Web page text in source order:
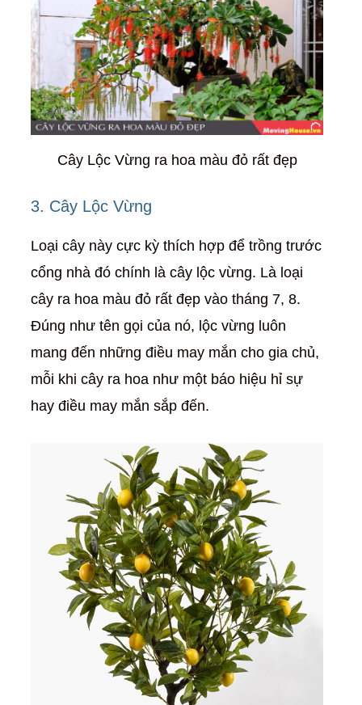
Cây Lộc Vừng ra hoa màu đỏ rất đẹp
3. Cây Lộc Vừng
Loại cây này cực kỳ thích hợp để trồng trước
cổng nhà đó chính là cây lộc vừng. Là loại
cây ra hoa màu đỏ rất đẹp vào tháng 7, 8.
Đúng như tên gọi của nó, lộc vừng luôn
mang đến những điều may mắn cho gia chủ,
mỗi khi cây ra hoa như một báo hiệu hỉ sự
hay điều may mắn sắp đến.